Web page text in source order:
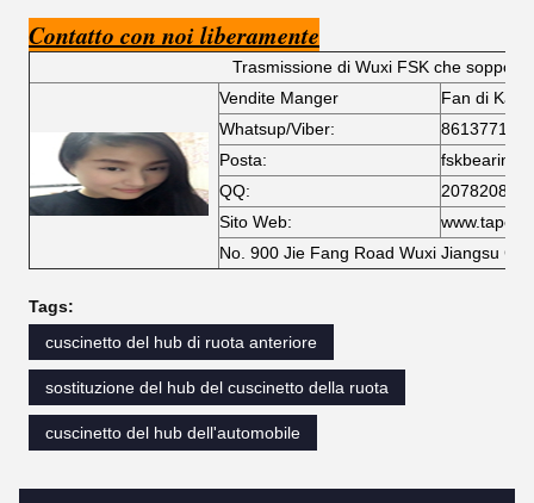
Contatto con noi liberamente
Trasmissione di Wuxi FSK che
Vendite Manger
Fan di
Whatsup/Viber:
Posta:
QQ:
207820856
Sito Web:
No. 900 Jie Fang Road Wuxi Jiangsu
Tags:
cuscinetto del hub di ruota anteriore
sostituzione del hub del cuscinetto della ruota
cuscinetto del hub dell'automobile